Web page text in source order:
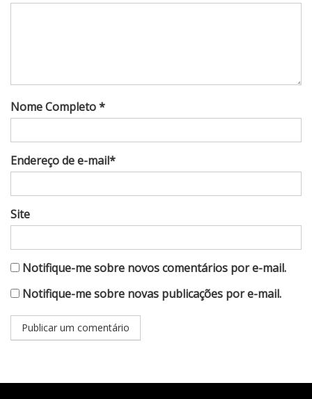
Nome Completo *
Endereço de e-mail*
Site
Notifique-me sobre novos comentários por e-mail.
Notifique-me sobre novas publicações por e-mail.